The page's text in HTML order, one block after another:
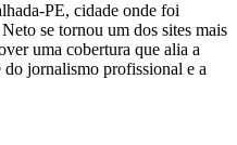
PE, cidade onde foi
se tornou um dos sites mais
uma cobertura que alia a
jornalismo profissional e a